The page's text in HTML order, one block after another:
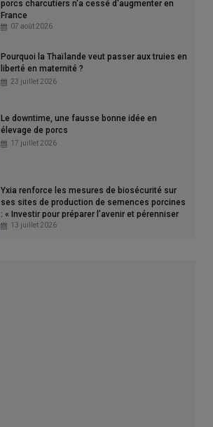
porcs charcutiers n'a cessé d'augmenter en
France
07 août 2026
Pourquoi la Thaïlande veut passer aux truies en
liberté en maternité ?
23 juillet 2026
Le downtime, une fausse bonne idée en
élevage de porcs
17 juillet 2026
Yxia renforce les mesures de biosécurité sur
ses sites de production de semences porcines
: « Investir pour préparer l’avenir et pérenniser
l’outil »
13 juillet 2026